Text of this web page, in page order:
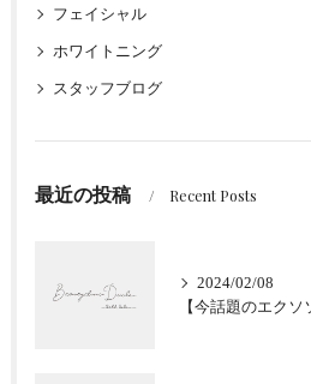
フェイシャル
ホワイトニング
スタッフブログ
最近の投稿 Recent Posts
2024/02/08